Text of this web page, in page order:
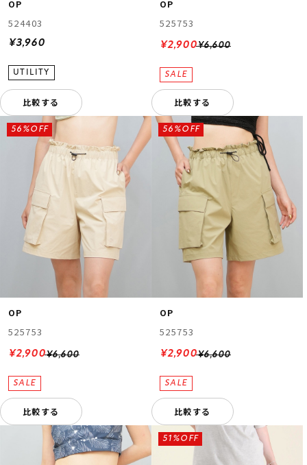
OP
524403
¥3,960
比較する
OP
525753
¥6,600
¥2,900
比較する
OP
525753
¥6,600
56%OFF
¥2,900
比較する
OP
525753
¥6,600
56%OFF
¥2,900
比較する
51%OFF